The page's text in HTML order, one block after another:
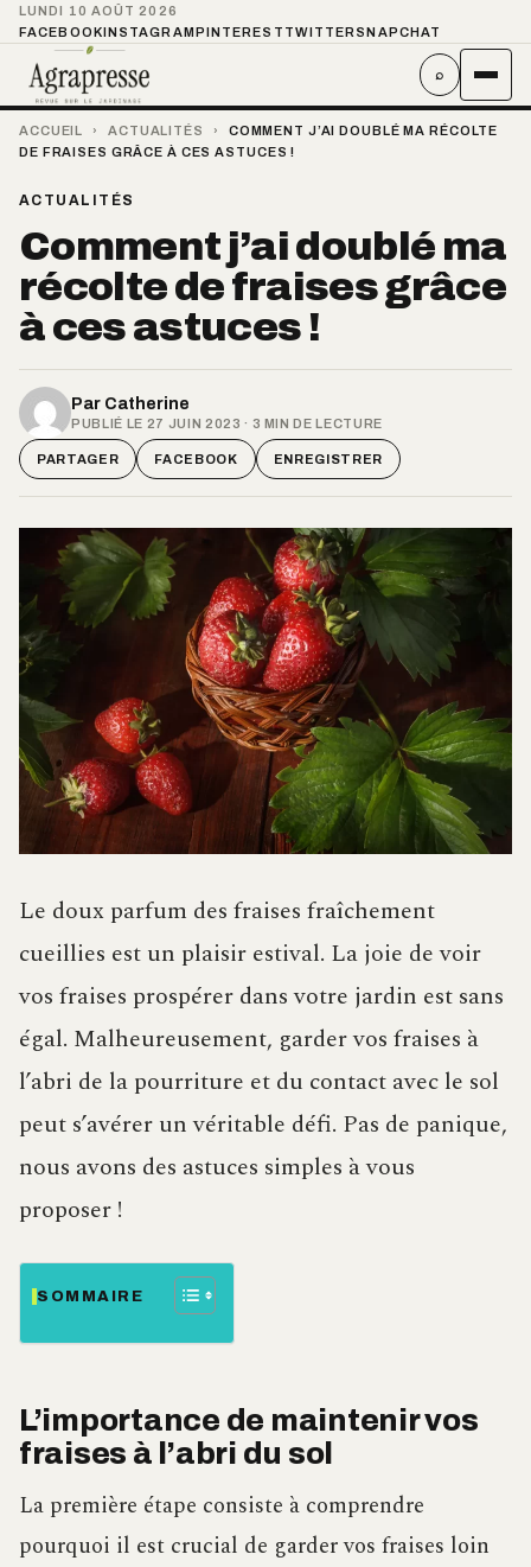
LUNDI 10 AOÛT 2026
FACEBOOKINSTAGRAMPINTEREST TWITTER SNAPCHAT
⌕
ACCUEIL › ACTUALITÉS ›
COMMENT J’AI DOUBLÉ MA RÉCOLTE
DE FRAISES GRÂCE À CES ASTUCES !
ACTUALITÉS
Comment j’ai doublé ma
récolte de fraises grâce
à ces astuces !
Par Catherine
PUBLIÉ LE 27 JUIN 2023 · 3 MIN DE LECTURE
PARTAGER FACEBOOK ENREGISTRER
Le doux parfum des fraises fraîchement
cueillies est un plaisir estival. La joie de voir
vos fraises prospérer dans votre jardin est sans
égal. Malheureusement, garder vos fraises à
l’abri de la pourriture et du contact avec le sol
peut s’avérer un véritable défi. Pas de panique,
nous avons des astuces simples à vous
proposer !
SOMMAIRE
L’importance de maintenir vos
fraises à l’abri du sol
La première étape consiste à comprendre
pourquoi il est crucial de garder vos fraises loin